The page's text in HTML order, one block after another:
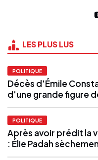
LES PLUS LUS
POLITIQUE
Décès d'Émile
d'une grande figure
POLITIQUE
Après avoir prédit la
: Élie Padah